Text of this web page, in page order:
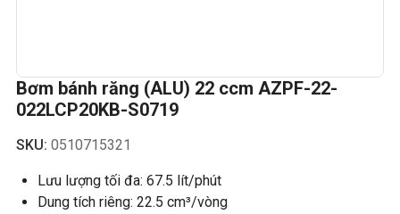
Bơm bánh răng (ALU) 22 ccm AZPF-22-
022LCP20KB-S0719
SKU: 0510715321
Lưu lượng tối đa: 67.5 lít/phút
Dung tích riêng: 22.5 cm³/vòng